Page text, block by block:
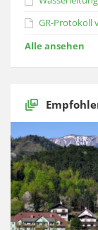
GR-Protokoll
Alle ansehen